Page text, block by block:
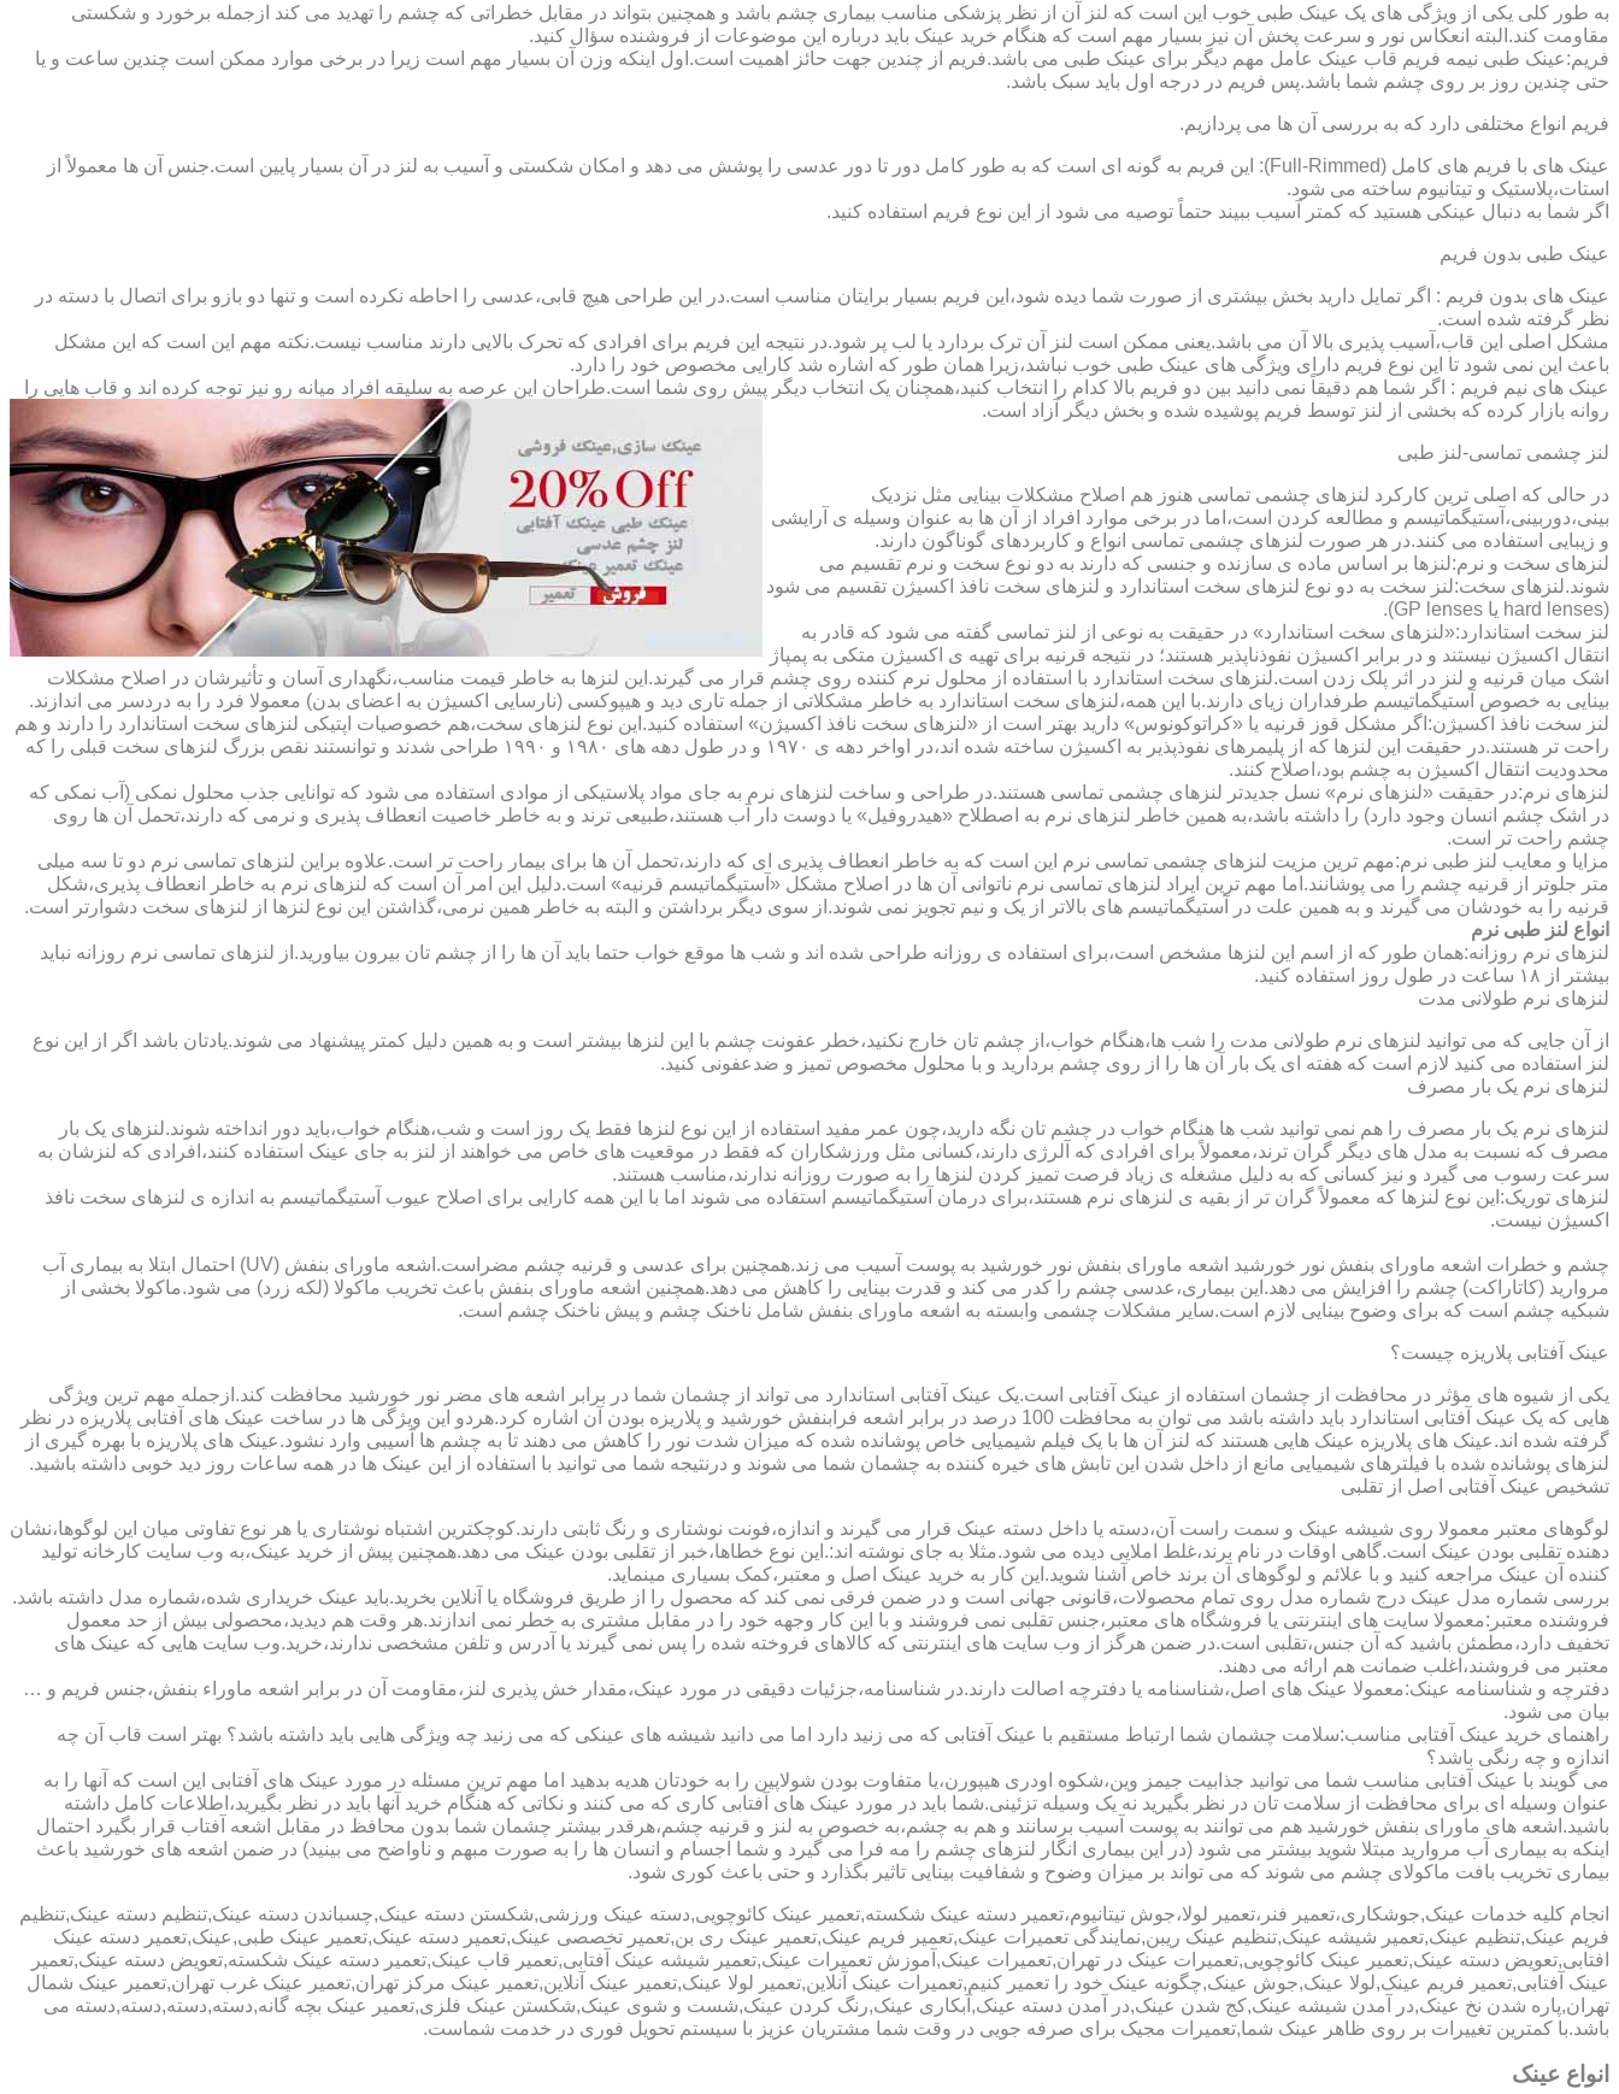
به طور کلی یکی از ویژگی های یک عینک طبی خوب این است که لنز آن از نظر پزشکی مناسب بیماری چشم باشد و همچنین بتواند در مقابل خطراتی که چشم را تهدید می کند ازجمله برخورد و شکستی
مقاومت کند.البته انعکاس نور و سرعت پخش آن نیز بسیار مهم است که هنگام خرید عینک باید درباره این موضوعات از فروشنده سؤال کنید.
فریم:عینک طبی نیمه فریم قاب عینک عامل مهم دیگر برای عینک طبی می باشد.فریم از چندین جهت حائز اهمیت است.اول اینکه وزن آن بسیار مهم است زیرا در برخی موارد ممکن است چندین ساعت و یا
حتی چندین روز بر روی چشم شما باشد.پس فریم در درجه اول باید سبک باشد.
فریم انواع مختلفی دارد که به بررسی آن ها می پردازیم.
عینک های با فریم های کامل (Full-Rimmed): این فریم به گونه ای است که به طور کامل دور تا دور عدسی را پوشش می دهد و امکان شکستی و آسیب به لنز در آن بسیار پایین است.جنس آن ها معمولاً از
استات،پلاستیک و تیتانیوم ساخته می شود.
اگر شما به دنبال عینکی هستید که کمتر آسیب ببیند حتماً توصیه می شود از این نوع فریم استفاده کنید.
عینک طبی بدون فریم
عینک های بدون فریم : اگر تمایل دارید بخش بیشتری از صورت شما دیده شود،این فریم بسیار برایتان مناسب است.در این طراحی هیچ قابی،عدسی را احاطه نکرده است و تنها دو بازو برای اتصال با دسته در
نظر گرفته شده است.
مشکل اصلی این قاب،آسیب پذیری بالا آن می باشد.یعنی ممکن است لنز آن ترک بردارد یا لب پر شود.در نتیجه این فریم برای افرادی که تحرک بالایی دارند مناسب نیست.نکته مهم این است که این مشکل
باعث این نمی شود تا این نوع فریم دارای ویژگی های عینک طبی خوب نباشد،زیرا همان طور که اشاره شد کارایی مخصوص خود را دارد.
عینک های نیم فریم : اگر شما هم دقیقاً نمی دانید بین دو فریم بالا کدام را انتخاب کنید،همچنان یک انتخاب دیگر پیش روی شما است.طراحان این عرصه به سلیقه افراد میانه رو نیز توجه کرده اند و قاب هایی را
روانه بازار کرده که بخشی از لنز توسط فریم پوشیده شده و بخش دیگر آزاد است.
لنز چشمی تماسی-لنز طبی
در حالی که اصلی ترین کارکرد لنزهای چشمی تماسی هنوز هم اصلاح مشکلات بینایی مثل نزدیک
بینی،دوربینی،آستیگماتیسم و مطالعه کردن است،اما در برخی موارد افراد از آن ها به عنوان وسیله ی آرایشی
و زیبایی استفاده می کنند.در هر صورت لنزهای چشمی تماسی انواع و کاربردهای گوناگون دارند.
لنزهای سخت و نرم:لنزها بر اساس ماده ی سازنده و جنسی که دارند به دو نوع سخت و نرم تقسیم می
شوند.لنزهای سخت:لنز سخت به دو نوع لنزهای سخت استاندارد و لنزهای سخت نافذ اکسیژن تقسیم می شود
(hard lenses یا GP lenses).
لنز سخت استاندارد:«لنزهای سخت استاندارد» در حقیقت به نوعی از لنز تماسی گفته می شود که قادر به
انتقال اکسیژن نیستند و در برابر اکسیژن نفوذناپذیر هستند؛ در نتیجه قرنیه برای تهیه ی اکسیژن متکی به پمپاژ
اشک میان قرنیه و لنز در اثر پلک زدن است.لنزهای سخت استاندارد با استفاده از محلول نرم کننده روی چشم قرار می گیرند.این لنزها به خاطر قیمت مناسب،نگهداری آسان و تأثیرشان در اصلاح مشکلات
بینایی به خصوص آستیگماتیسم طرفداران زیای دارند.با این همه،لنزهای سخت استاندارد به خاطر مشکلاتی از جمله تاری دید و هیپوکسی (نارسایی اکسیژن به اعضای بدن) معمولا فرد را به دردسر می اندازند.
لنز سخت نافذ اکسیژن:اگر مشکل قوز قرنیه یا «کراتوکونوس» دارید بهتر است از «لنزهای سخت نافذ اکسیژن» استفاده کنید.این نوع لنزهای سخت،هم خصوصیات اپتیکی لنزهای سخت استاندارد را دارند و هم
راحت تر هستند.در حقیقت این لنزها که از پلیمرهای نفوذپذیر به اکسیژن ساخته شده اند،در اواخر دهه ی ۱۹۷۰ و در طول دهه های ۱۹۸۰ و ۱۹۹۰ طراحی شدند و توانستند نقص بزرگ لنزهای سخت قبلی را که
محدودیت انتقال اکسیژن به چشم بود،اصلاح کنند.
لنزهای نرم:در حقیقت «لنزهای نرم» نسل جدیدتر لنزهای چشمی تماسی هستند.در طراحی و ساخت لنزهای نرم به جای مواد پلاستیکی از موادی استفاده می شود که توانایی جذب محلول نمکی (آب نمکی که
در اشک چشم انسان وجود دارد) را داشته باشد،به همین خاطر لنزهای نرم به اصطلاح «هیدروفیل» یا دوست دار آب هستند،طبیعی ترند و به خاطر خاصیت انعطاف پذیری و نرمی که دارند،تحمل آن ها روی
چشم راحت تر است.
مزایا و معایب لنز طبی نرم:مهم ترین مزیت لنزهای چشمی تماسی نرم این است که به خاطر انعطاف پذیری ای که دارند،تحمل آن ها برای بیمار راحت تر است.علاوه براین لنزهای تماسی نرم دو تا سه میلی
متر جلوتر از قرنیه چشم را می پوشانند.اما مهم ترین ایراد لنزهای تماسی نرم ناتوانی آن ها در اصلاح مشکل «آستیگماتیسم قرنیه» است.دلیل این امر آن است که لنزهای نرم به خاطر انعطاف پذیری،شکل
قرنیه را به خودشان می گیرند و به همین علت در آستیگماتیسم های بالاتر از یک و نیم تجویز نمی شوند.از سوی دیگر برداشتن و البته به خاطر همین نرمی،گذاشتن این نوع لنزها از لنزهای سخت دشوارتر است.
انواع لنز طبی نرم
لنزهای نرم روزانه:همان طور که از اسم این لنزها مشخص است،برای استفاده ی روزانه طراحی شده اند و شب ها موقع خواب حتما باید آن ها را از چشم تان بیرون بیاورید.از لنزهای تماسی نرم روزانه نباید
بیشتر از ۱۸ ساعت در طول روز استفاده کنید.
لنزهای نرم طولانی مدت
از آن جایی که می توانید لنزهای نرم طولانی مدت را شب ها،هنگام خواب،از چشم تان خارج نکنید،خطر عفونت چشم با این لنزها بیشتر است و به همین دلیل کمتر پیشنهاد می شوند.یادتان باشد اگر از این نوع
لنز استفاده می کنید لازم است که هفته ای یک بار آن ها را از روی چشم بردارید و با محلول مخصوص تمیز و ضدعفونی کنید.
لنزهای نرم یک بار مصرف
لنزهای نرم یک بار مصرف را هم نمی توانید شب ها هنگام خواب در چشم تان نگه دارید،چون عمر مفید استفاده از این نوع لنزها فقط یک روز است و شب،هنگام خواب،باید دور انداخته شوند.لنزهای یک بار
مصرف که نسبت به مدل های دیگر گران ترند،معمولاً برای افرادی که آلرژی دارند،کسانی مثل ورزشکاران که فقط در موقعیت های خاص می خواهند از لنز به جای عینک استفاده کنند،افرادی که لنزشان به
سرعت رسوب می گیرد و نیز کسانی که به دلیل مشغله ی زیاد فرصت تمیز کردن لنزها را به صورت روزانه ندارند،مناسب هستند.
لنزهای توریک:این نوع لنزها که معمولاً گران تر از بقیه ی لنزهای نرم هستند،برای درمان آستیگماتیسم استفاده می شوند اما با این همه کارایی برای اصلاح عیوب آستیگماتیسم به اندازه ی لنزهای سخت نافذ
اکسیژن نیست.
چشم و خطرات اشعه ماورای بنفش نور خورشید اشعه ماورای بنفش نور خورشید به پوست آسیب می زند.همچنین برای عدسی و قرنیه چشم مضراست.اشعه ماورای بنفش (UV) احتمال ابتلا به بیماری آب
مروارید (کاتاراکت) چشم را افزایش می دهد.این بیماری،عدسی چشم را کدر می کند و قدرت بینایی را کاهش می دهد.همچنین اشعه ماورای بنفش باعث تخریب ماکولا (لکه زرد) می شود.ماکولا بخشی از
شبکیه چشم است که برای وضوح بینایی لازم است.سایر مشکلات چشمی وابسته به اشعه ماورای بنفش شامل ناخنک چشم و پیش ناخنک چشم است.
عینک آفتابی پلاریزه چیست؟
یکی از شیوه های مؤثر در محافظت از چشمان استفاده از عینک آفتابی است.یک عینک آفتابی استاندارد می تواند از چشمان شما در برابر اشعه های مضر نور خورشید محافظت کند.ازجمله مهم ترین ویژگی
هایی که یک عینک آفتابی استاندارد باید داشته باشد می توان به محافظت 100 درصد در برابر اشعه فرابنفش خورشید و پلاریزه بودن آن اشاره کرد.هردو این ویژگی ها در ساخت عینک های آفتابی پلاریزه در نظر
گرفته شده اند.عینک های پلاریزه عینک هایی هستند که لنز آن ها با یک فیلم شیمیایی خاص پوشانده شده که میزان شدت نور را کاهش می دهند تا به چشم ها آسیبی وارد نشود.عینک های پلاریزه با بهره گیری از
لنزهای پوشانده شده با فیلترهای شیمیایی مانع از داخل شدن این تابش های خیره کننده به چشمان شما می شوند و درنتیجه شما می توانید با استفاده از این عینک ها در همه ساعات روز دید خوبی داشته باشید.
تشخیص عینک آفتابی اصل از تقلبی
لوگوهای معتبر معمولا روی شیشه عینک و سمت راست آن،دسته یا داخل دسته عینک قرار می گیرند و اندازه،فونت نوشتاری و رنگ ثابتی دارند.کوچکترین اشتباه نوشتاری یا هر نوع تفاوتی میان این لوگوها،نشان
دهنده تقلبی بودن عینک است.گاهی اوقات در نام برند،غلط املایی دیده می شود.مثلا به جای نوشته اند:.این نوع خطاها،خبر از تقلبی بودن عینک می دهد.همچنین پیش از خرید عینک،به وب سایت کارخانه تولید
کننده آن عینک مراجعه کنید و با علائم و لوگوهای آن برند خاص آشنا شوید.این کار به خرید عینک اصل و معتبر،کمک بسیاری مینماید.
بررسی شماره مدل عینک درج شماره مدل روی تمام محصولات،قانونی جهانی است و در ضمن فرقی نمی کند که محصول را از طریق فروشگاه یا آنلاین بخرید.باید عینک خریداری شده،شماره مدل داشته باشد.
فروشنده معتبر:معمولا سایت های اینترنتی یا فروشگاه های معتبر،جنس تقلبی نمی فروشند و با این کار وجهه خود را در مقابل مشتری به خطر نمی اندازند.هر وقت هم دیدید،محصولی بیش از حد معمول
تخفیف دارد،مطمئن باشید که آن جنس،تقلبی است.در ضمن هرگز از وب سایت های اینترنتی که کالاهای فروخته شده را پس نمی گیرند یا آدرس و تلفن مشخصی ندارند،خرید.وب سایت هایی که عینک های
معتبر می فروشند،اغلب ضمانت هم ارائه می دهند.
دفترچه و شناسنامه عینک:معمولا عینک های اصل،شناسنامه یا دفترچه اصالت دارند.در شناسنامه،جزئیات دقیقی در مورد عینک،مقدار خش پذیری لنز،مقاومت آن در برابر اشعه ماوراء بنفش،جنس فریم و …
بیان می شود.
راهنمای خرید عینک آفتابی مناسب:سلامت چشمان شما ارتباط مستقیم با عینک آفتابی که می زنید دارد اما می دانید شیشه های عینکی که می زنید چه ویژگی هایی باید داشته باشد؟ بهتر است قاب آن چه
اندازه و چه رنگی باشد؟
می گویند با عینک آفتابی مناسب شما می توانید جذابیت جیمز وین،شکوه اودری هیپورن،یا متفاوت بودن شولاپین را به خودتان هدیه بدهید اما مهم ترین مسئله در مورد عینک های آفتابی این است که آنها را به
عنوان وسیله ای برای محافظت از سلامت تان در نظر بگیرید نه یک وسیله تزئینی.شما باید در مورد عینک های آفتابی کاری که می کنند و نکاتی که هنگام خرید آنها باید در نظر بگیرید،اطلاعات کامل داشته
باشید.اشعه های ماورای بنفش خورشید هم می توانند به پوست آسیب برسانند و هم به چشم،به خصوص به لنز و قرنیه چشم،هرقدر بیشتر چشمان شما بدون محافظ در مقابل اشعه آفتاب قرار بگیرد احتمال
اینکه به بیماری آب مروارید مبتلا شوید بیشتر می شود (در این بیماری انگار لنزهای چشم را مه فرا می گیرد و شما اجسام و انسان ها را به صورت مبهم و ناواضح می بینید) در ضمن اشعه های خورشید باعث
بیماری تخریب بافت ماکولای چشم می شوند که می تواند بر میزان وضوح و شفافیت بینایی تاثیر بگذارد و حتی باعث کوری شود.
انجام کلیه خدمات عینک,جوشکاری،تعمیر فنر،تعمیر لولا،جوش تیتانیوم،تعمیر دسته عینک شکسته,تعمیر عینک کائوچویی,دسته عینک ورزشی,شکستن دسته عینک,چسباندن دسته عینک,تنظیم دسته عینک,تنظیم
فریم عینک,تنظیم عینک,تعمیر شیشه عینک,تنظیم عینک ریبن,نمایندگی تعمیرات عینک,تعمیر فریم عینک,تعمیر عینک ری بن,تعمیر تخصصی عینک,تعمیر دسته عینک,تعمیر عینک طبی,عینک,تعمیر دسته عینک
افتابی,تعویض دسته عینک,تعمیر عینک کائوچویی,تعمیرات عینک در تهران,تعمیرات عینک,آموزش تعمیرات عینک,تعمیر شیشه عینک آفتابی,تعمیر قاب عینک,تعمیر دسته عینک شکسته,تعویض دسته عینک,تعمیر
عینک آفتابی,تعمیر فریم عینک,لولا عینک,جوش عینک,چگونه عینک خود را تعمیر کنیم,تعمیرات عینک آنلاین,تعمیر لولا عینک,تعمیر عینک آنلاین,تعمیر عینک مرکز تهران,تعمیر عینک غرب تهران,تعمیر عینک شمال
تهران,پاره شدن نخ عینک,در آمدن شیشه عینک,کج شدن عینک,در آمدن دسته عینک,آبکاری عینک,رنگ کردن عینک,شست و شوی عینک,شکستن عینک فلزی,تعمیر عینک بچه گانه,دسته,دسته,دسته,دسته می
باشد.با کمترین تغییرات بر روی ظاهر عینک شما,تعمیرات مجیک برای صرفه جویی در وقت شما مشتریان عزیز با سیستم تحویل فوری در خدمت شماست.
انواع عینک